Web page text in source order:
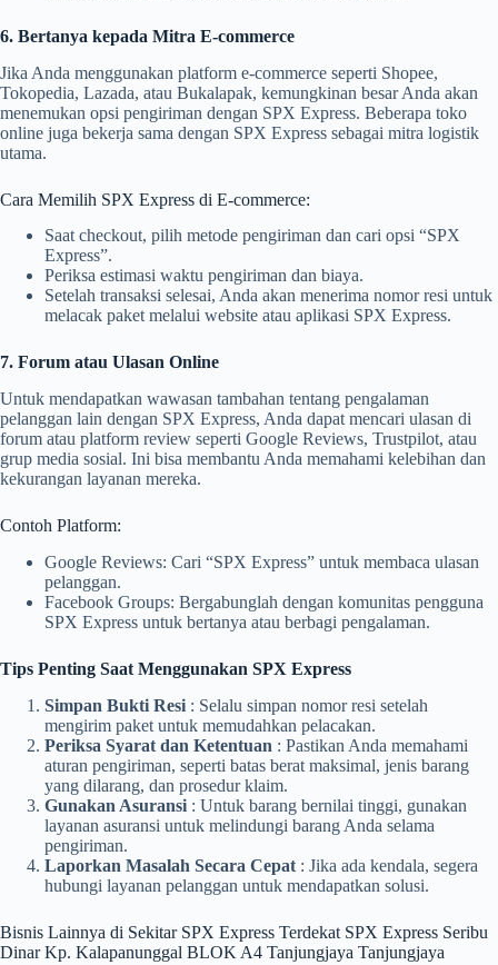
6. Bertanya kepada Mitra E-commerce
Jika Anda menggunakan platform e-commerce seperti Shopee,
Tokopedia, Lazada, atau Bukalapak, kemungkinan besar Anda akan
menemukan opsi pengiriman dengan SPX Express. Beberapa toko
online juga bekerja sama dengan SPX Express sebagai mitra logistik
utama.
Cara Memilih SPX Express di E-commerce:
Saat checkout, pilih metode pengiriman dan cari opsi “SPX
Express”.
Periksa estimasi waktu pengiriman dan biaya.
Setelah transaksi selesai, Anda akan menerima nomor resi untuk
melacak paket melalui website atau aplikasi SPX Express.
7. Forum atau Ulasan Online
Untuk mendapatkan wawasan tambahan tentang pengalaman
pelanggan lain dengan SPX Express, Anda dapat mencari ulasan di
forum atau platform review seperti Google Reviews, Trustpilot, atau
grup media sosial. Ini bisa membantu Anda memahami kelebihan dan
kekurangan layanan mereka.
Contoh Platform:
Google Reviews: Cari “SPX Express” untuk membaca ulasan
pelanggan.
Facebook Groups: Bergabunglah dengan komunitas pengguna
SPX Express untuk bertanya atau berbagi pengalaman.
Tips Penting Saat Menggunakan SPX Express
Simpan Bukti Resi : Selalu simpan nomor resi setelah
mengirim paket untuk memudahkan pelacakan.
Periksa Syarat dan Ketentuan : Pastikan Anda memahami
aturan pengiriman, seperti batas berat maksimal, jenis barang
yang dilarang, dan prosedur klaim.
Gunakan Asuransi : Untuk barang bernilai tinggi, gunakan
layanan asuransi untuk melindungi barang Anda selama
pengiriman.
Laporkan Masalah Secara Cepat : Jika ada kendala, segera
hubungi layanan pelanggan untuk mendapatkan solusi.
Bisnis Lainnya di Sekitar SPX Express Terdekat SPX Express Seribu
Dinar Kp. Kalapanunggal BLOK A4 Tanjungjaya Tanjungjaya